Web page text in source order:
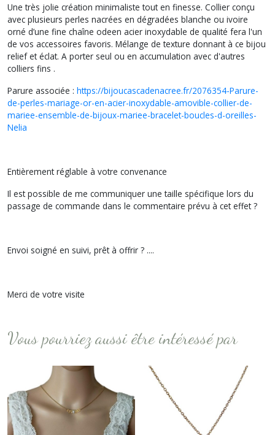
Une très jolie création minimaliste tout en finesse. Collier conçu
avec plusieurs perles nacrées en dégradées blanche ou ivoire
orné d’une fine chaîne odeen acier inoxydable de qualité fera l'un
de vos accessoires favoris. Mélange de texture donnant à ce bijou
relief et éclat. A porter seul ou en accumulation avec d'autres
colliers fins .
Parure associée : https://bijoucascadenacree.fr/2076354-Parure-
de-perles-mariage-or-en-acier-inoxydable-amovible-collier-de-
mariee-ensemble-de-bijoux-mariee-bracelet-boucles-d-oreilles-
Nelia
Entièrement réglable à votre convenance
Il est possible de me communiquer une taille spécifique lors du
passage de commande dans le commentaire prévu à cet effet ?
Envoi soigné en suivi, prêt à offrir ? ....
Merci de votre visite
Vous pourriez aussi être intéressé par